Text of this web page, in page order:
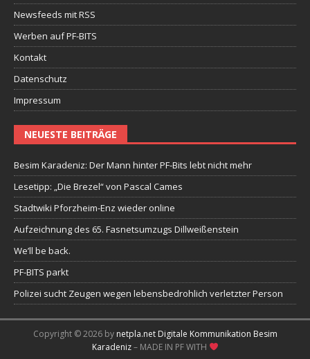
Newsfeeds mit RSS
Werben auf PF-BITS
Kontakt
Datenschutz
Impressum
NEUESTE BEITRÄGE
Besim Karadeniz: Der Mann hinter PF-Bits lebt nicht mehr
Lesetipp: „Die Brezel“ von Pascal Cames
Stadtwiki Pforzheim-Enz wieder online
Aufzeichnung des 65. Fasnetsumzugs Dillweißenstein
We’ll be back.
PF-BITS parkt
Polizei sucht Zeugen wegen lebensbedrohlich verletzter Person
Copyright © 2026 by netpla.net Digitale Kommunikation Besim
Karadeniz– MADE IN PF WITH